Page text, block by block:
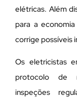
elétricas. Além
para a
corrige possíveis
Os eletricistas
protocolo de
inspeções